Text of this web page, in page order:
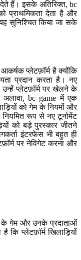
हैं। इसके अतिरिक्त, bc
प्राथमिकता देता है और
सुनिश्चित किया जा सके
प्लेटफ़ॉर्म है क्योंकि
प्रदान करता है। नए
उन्हें प्लेटफ़ॉर्म पर खेलने के
अलावा, bc game में एक
को गेम के नियमों और
रूप से नए टूर्नामेंट
को बड़े पुरस्कार जीतने
इंटरफेस भी बहुत ही
पर नेविगेट करना और
के गेम और उनके प्रदाताओं
कि प्लेटफ़ॉर्म खिलाड़ियों